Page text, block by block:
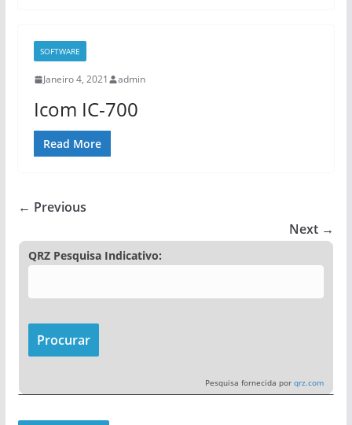
SOFTWARE
Janeiro 4, 2021 admin
Icom IC-700
Read More
← Previous
Next →
QRZ Pesquisa Indicativo:
Pesquisa fornecida por qrz.com